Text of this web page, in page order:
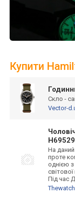
Купити
Скло -
Vector-
На
проте
однією з
Під час